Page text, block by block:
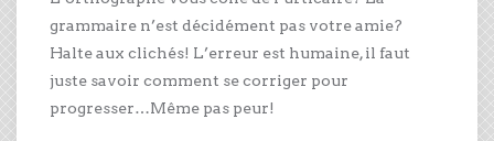
grammaire n’est décidément pas votre amie?
Halte aux clichés! L’erreur est humaine, il faut
juste savoir comment se corriger pour
progresser…Même pas peur!